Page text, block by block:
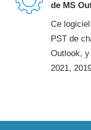
de MS
Ce
PST de
Outlook,
2021,